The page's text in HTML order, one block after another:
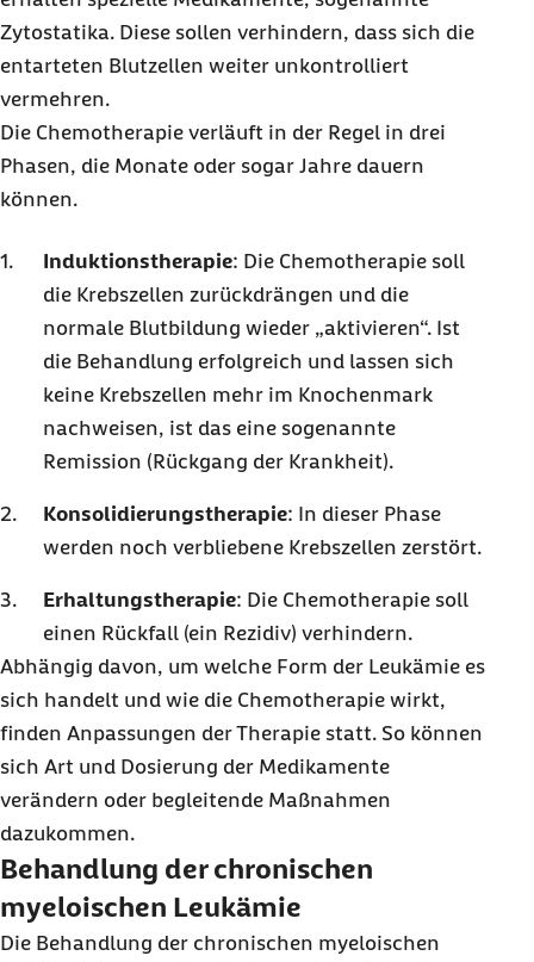
Zytostatika. Diese sollen verhindern, dass sich die
entarteten Blutzellen weiter unkontrolliert
vermehren.
Die Chemotherapie verläuft in der Regel in drei
Phasen, die Monate oder sogar Jahre dauern
können.
Induktionstherapie: Die Chemotherapie soll
die Krebszellen zurückdrängen und die
normale Blutbildung wieder „aktivieren“. Ist
die Behandlung erfolgreich und lassen sich
keine Krebszellen mehr im Knochenmark
nachweisen, ist das eine sogenannte
Remission (Rückgang der Krankheit).
Konsolidierungstherapie: In dieser Phase
werden noch verbliebene Krebszellen zerstört.
Erhaltungstherapie: Die Chemotherapie soll
einen Rückfall (ein Rezidiv) verhindern.
Abhängig davon, um welche Form der Leukämie es
sich handelt und wie die Chemotherapie wirkt,
finden Anpassungen der Therapie statt. So können
sich Art und Dosierung der Medikamente
verändern oder begleitende Maßnahmen
dazukommen.
Behandlung der chronischen
myeloischen Leukämie
Die Behandlung der chronischen myeloischen